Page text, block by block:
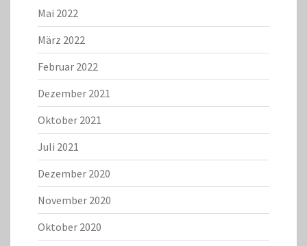
Mai 2022
März 2022
Februar 2022
Dezember 2021
Oktober 2021
Juli 2021
Dezember 2020
November 2020
Oktober 2020